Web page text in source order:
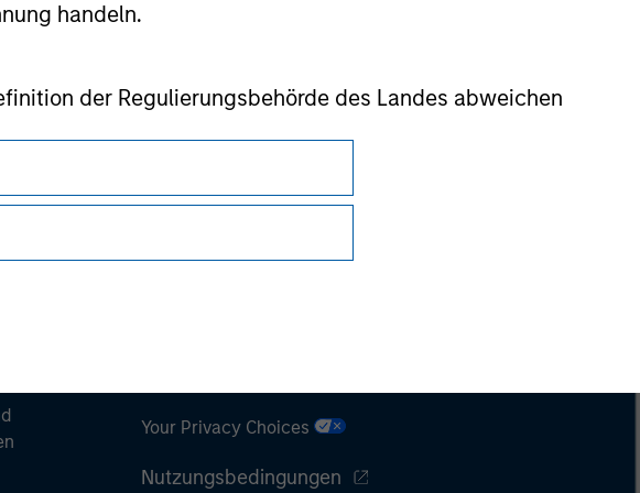
handeln.
der Regulierungsbehörde des Landes abweichen
Your Privacy Choices
Nutzungsbedingungen